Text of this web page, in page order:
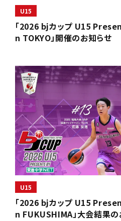
U15
「2026 bjカップ U15
n TOKYO」開催のお知らせ
U15
「2026 bjカップ U15
n FUKUSHIMA」大会結果の